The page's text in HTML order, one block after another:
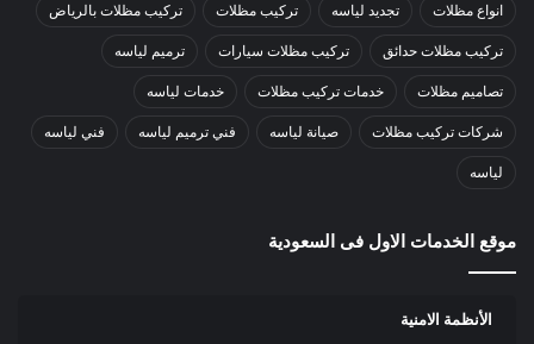
انواع مظلات تجديد لياسه تركيب مظلات تركيب مظلات بالرياض
تركيب مظلات حدائق تركيب مظلات سيارات ترميم لياسه
تصاميم مظلات خدمات تركيب مظلات خدمات لياسه
شركات تركيب مظلات صيانة لياسه فني ترميم لياسه فني لياسه
لياسه
موقع الخدمات الاول فى السعودية
الأنظمة الامنية